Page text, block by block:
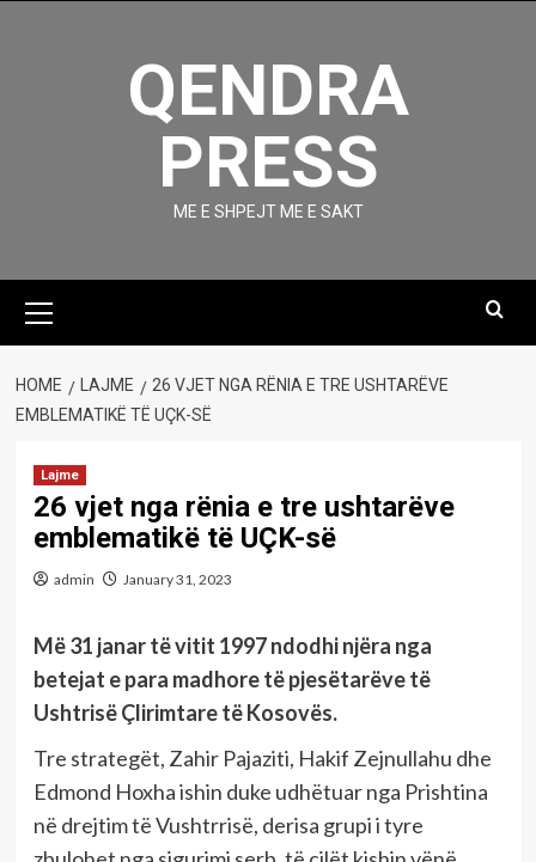
QENDRA
PRESS
ME E SHPEJT ME E SAKT
Menu
HOME LAJME
26 VJET NGA RËNIA E TRE USHTARËVE
EMBLEMATIKË TË UÇK-SË
Lajme
26 vjet nga rënia e tre ushtarëve
emblematikë të UÇK-së
admin January 31, 2023
Më 31 janar të vitit 1997 ndodhi njëra nga
betejat e para madhore të pjesëtarëve të
Ushtrisë Çlirimtare të Kosovës.
Tre strategët, Zahir Pajaziti, Hakif Zejnullahu dhe
Edmond Hoxha ishin duke udhëtuar nga Prishtina
në drejtim të Vushtrrisë, derisa grupi i tyre